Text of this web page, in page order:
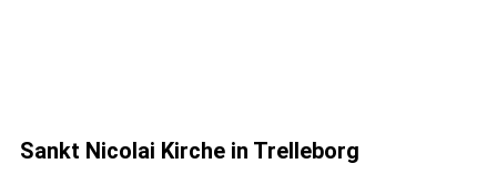
Sankt Nicolai Kirche in Trelleborg